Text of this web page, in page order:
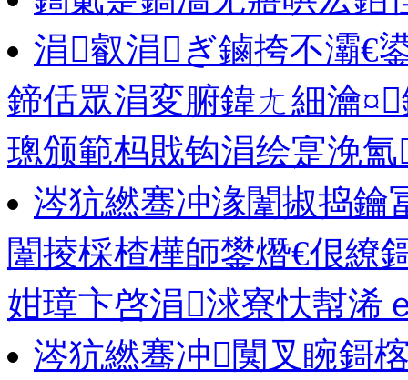
涓叡涓ぎ鏀挎不灞€
鍗佸眾涓変腑鍏ㄤ細瀹
璁颁範杩戝钩涓绘寔浼氳
涔犺繎骞冲湪闈掓捣
闈掕棌楂樺師鐢熸€佷繚
姏璋卞啓涓浗寮忕幇浠
涔犺繎骞冲闃叉睕鎶